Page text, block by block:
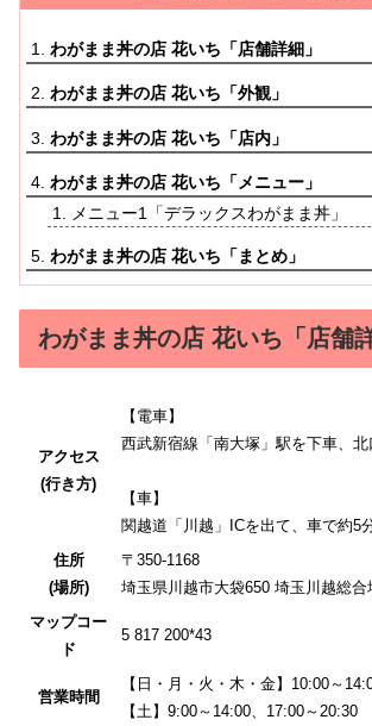
わがまま丼の店 花いち「店舗詳細」
わがまま丼の店 花いち「外観」
わがまま丼の店 花いち「店内」
わがまま丼の店 花いち「メニュー」
メニュー1「デラックスわがまま丼」
わがまま丼の店 花いち「まとめ」
わがまま丼の店 花いち「店舗詳
アクセス
(行き方)
【電車】
西武新宿線「南大塚」駅を下車、
【車】
関越道「川越」ICを出て、車で約5
住所
(場所)
〒350-1168
埼玉県川越市大袋650 埼玉川越総合
マップコー
ド
5 817 200*43
営業時間
【日・月・火・木・金】10:00～
【土】9:00～14:00、17:00～20:30